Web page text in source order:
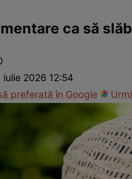
ca să
iulie 2026 12:54
preferată în Google